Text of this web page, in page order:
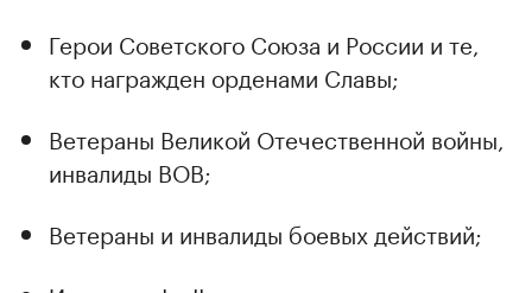
Герои Советского Союза и России и те,
кто награжден орденами Славы;
Ветераны Великой Отечественной войны,
инвалиды ВОВ;
Ветераны и инвалиды боевых действий;